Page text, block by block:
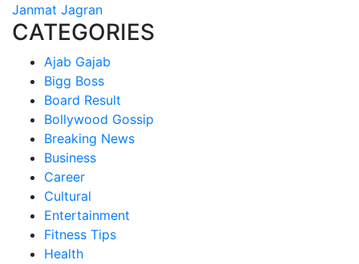
Janmat Jagran
CATEGORIES
Ajab Gajab
Bigg Boss
Board Result
Bollywood Gossip
Breaking News
Business
Career
Cultural
Entertainment
Fitness Tips
Health